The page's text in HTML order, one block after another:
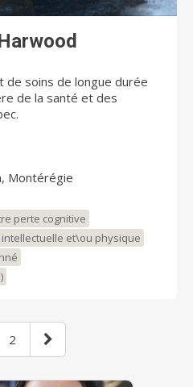
de soins de longue durée
de la santé et des
Montérégie
perte cognitive
intellectuelle et\ou physique
2